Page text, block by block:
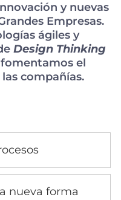
y nuevas
Empresas.
ágiles y
Design Thinking
el
las compañías.
nueva forma